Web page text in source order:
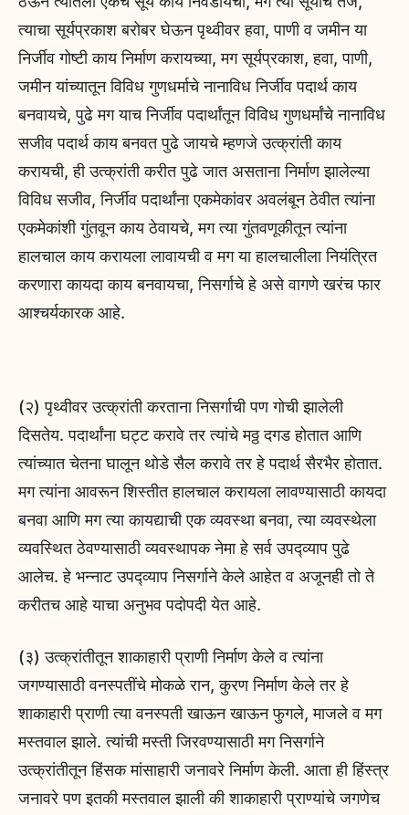
त्याचा सूर्यप्रकाश बरोबर घेऊन पृथ्वीवर हवा, पाणी व जमीन या
निर्जीव गोष्टी काय निर्माण करायच्या, मग सूर्यप्रकाश, हवा, पाणी,
जमीन यांच्यातून विविध गुणधर्माचे नानाविध निर्जीव पदार्थ काय
बनवायचे, पुढे मग याच निर्जीव पदार्थांतून विविध गुणधर्मांचे नानाविध
सजीव पदार्थ काय बनवत पुढे जायचे म्हणजे उत्क्रांती काय
करायची, ही उत्क्रांती करीत पुढे जात असताना निर्माण झालेल्या
विविध सजीव, निर्जीव पदार्थांना एकमेकांवर अवलंबून ठेवीत त्यांना
एकमेकांशी गुंतवून काय ठेवायचे, मग त्या गुंतवणूकीतून त्यांना
हालचाल काय करायला लावायची व मग या हालचालीला नियंत्रित
करणारा कायदा काय बनवायचा, निसर्गाचे हे असे वागणे खरंच फार
आश्चर्यकारक आहे.
(२) पृथ्वीवर उत्क्रांती करताना निसर्गाची पण गोची झालेली
दिसतेय. पदार्थांना घट्ट करावे तर त्यांचे मठ्ठ दगड होतात आणि
त्यांच्यात चेतना घालून थोडे सैल करावे तर हे पदार्थ सैरभैर होतात.
मग त्यांना आवरून शिस्तीत हालचाल करायला लावण्यासाठी कायदा
बनवा आणि मग त्या कायद्याची एक व्यवस्था बनवा, त्या व्यवस्थेला
व्यवस्थित ठेवण्यासाठी व्यवस्थापक नेमा हे सर्व उपद्व्याप पुढे
आलेच. हे भन्नाट उपद्व्याप निसर्गाने केले आहेत व अजूनही तो ते
करीतच आहे याचा अनुभव पदोपदी येत आहे.
(३) उत्क्रांतीतून शाकाहारी प्राणी निर्माण केले व त्यांना
जगण्यासाठी वनस्पतींचे मोकळे रान, कुरण निर्माण केले तर हे
शाकाहारी प्राणी त्या वनस्पती खाऊन खाऊन फुगले, माजले व मग
मस्तवाल झाले. त्यांची मस्ती जिरवण्यासाठी मग निसर्गाने
उत्क्रांतीतून हिंसक मांसाहारी जनावरे निर्माण केली. आता ही हिंस्त्र
जनावरे पण इतकी मस्तवाल झाली की शाकाहारी प्राण्यांचे जगणेच